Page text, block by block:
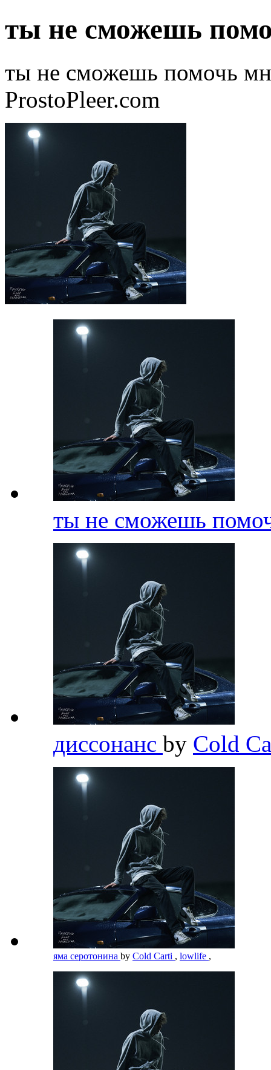
ты не сможешь
ты не сможешь помочь
ProstoPleer.com
ты не сможешь
диссонанс by Cold
яма серотонина by Cold Carti , lowlife ,